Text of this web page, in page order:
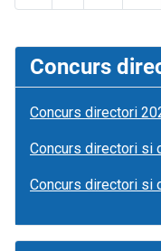
Concurs
Concurs directori
Concurs directori si
Concurs directori si